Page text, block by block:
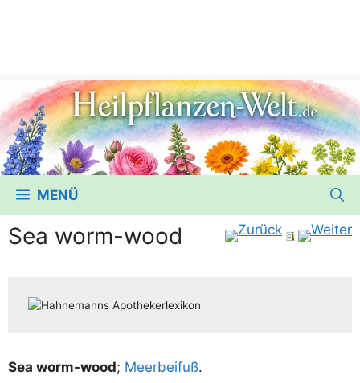
MENÜ
Sea worm-wood
Sea worm-wood; Meer­bei­fuß.